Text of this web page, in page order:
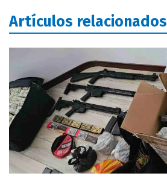
Artículos relacionados